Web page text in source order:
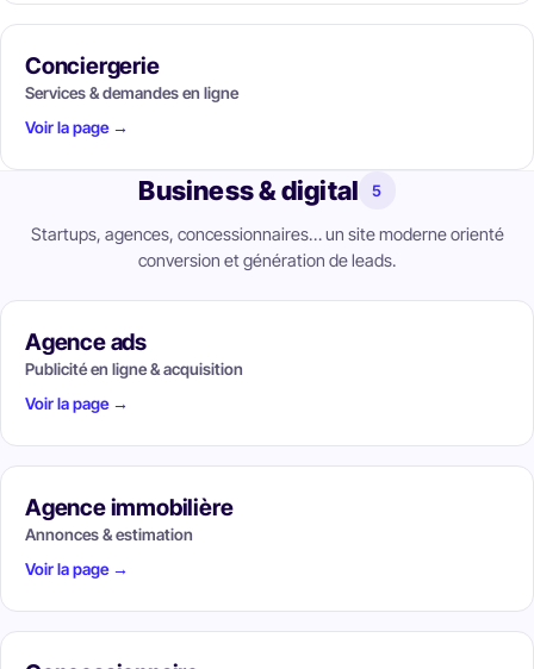
Conciergerie
Services & demandes en ligne
Voir la page →
Business & digital 5
Startups, agences, concessionnaires… un site moderne orienté
conversion et génération de leads.
Agence ads
Publicité en ligne & acquisition
Voir la page →
Agence immobilière
Annonces & estimation
Voir la page →